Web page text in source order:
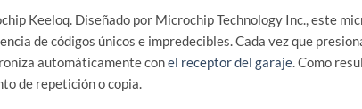
Keeloq. Diseñado por Microchip Technology Inc., este
de códigos únicos e impredecibles. Cada vez que
automáticamente conel receptor del garaje. Como
de repetición o copia.